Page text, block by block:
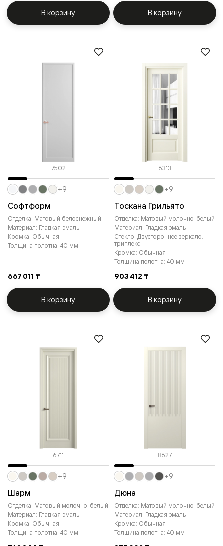
В корзину В корзину
7502
Софтформ
Отделка: Матовый белоснежный
Материал: Гладкая эмаль
Кромка: Обычная
Толщина полотна: 40 мм
667 011 ₸
+9
В корзину
6313
Тоскана Грильято
Отделка: Матовый молочно-белый
Материал: Гладкая эмаль
Стекло: Двустороннее зеркало,
триплекс
Кромка: Обычная
Толщина полотна: 40 мм
903 412 ₸
+9
В корзину
6711
Шарм
Отделка: Матовый молочно-белый
Материал: Гладкая эмаль
Кромка: Обычная
Толщина полотна: 40 мм
+9
8627
Дюна
Отделка: Матовый молочно-белый
Материал: Гладкая эмаль
Кромка: Обычная
Толщина полотна: 40 мм
+9